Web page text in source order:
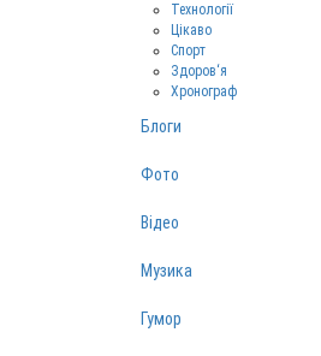
Технології
Цікаво
Спорт
Здоров‘я
Хронограф
Блоги
Фото
Відео
Музика
Гумор